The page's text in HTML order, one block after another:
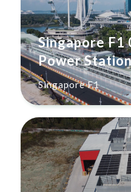
Singapore F1
Power
Singapore F1